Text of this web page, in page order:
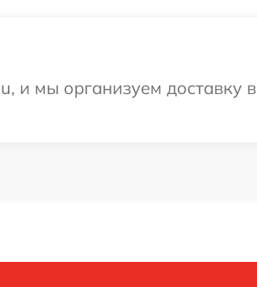
и мы организуем доставку в